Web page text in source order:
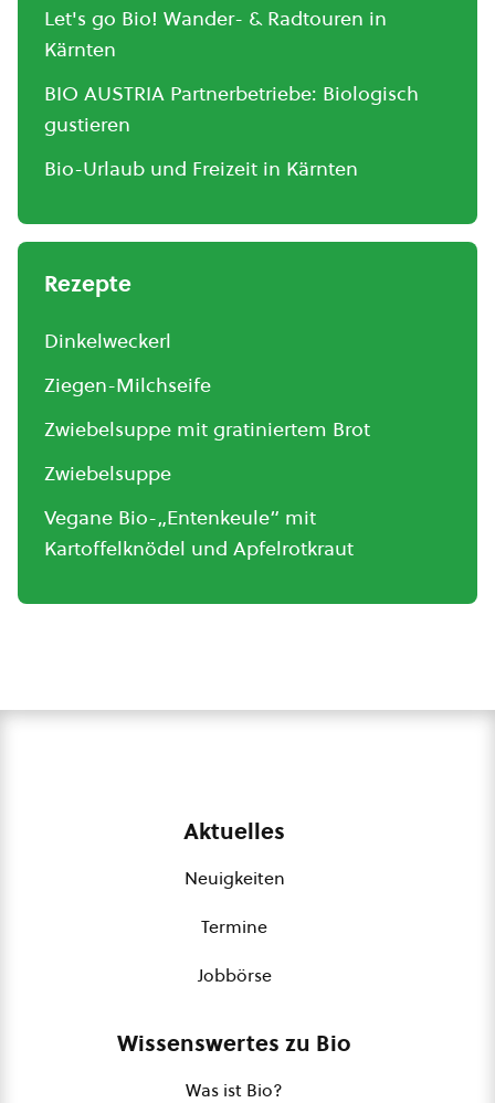
Let's go Bio! Wander- & Radtouren in
Kärnten
BIO AUSTRIA Partnerbetriebe: Biologisch
gustieren
Bio-Urlaub und Freizeit in Kärnten
Rezepte
Dinkelweckerl
Ziegen-Milchseife
Zwiebelsuppe mit gratiniertem Brot
Zwiebelsuppe
Vegane Bio-„Entenkeule“ mit
Kartoffelknödel und Apfelrotkraut
Aktuelles
Neuigkeiten
Termine
Jobbörse
Wissenswertes zu Bio
Was ist Bio?